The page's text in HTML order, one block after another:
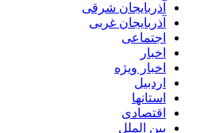
آذربایجان شرقی
آذربایجان غربی
اجتماعی
اخبار
اخبار ویژه
اردبیل
استانها
اقتصادی
بین الملل